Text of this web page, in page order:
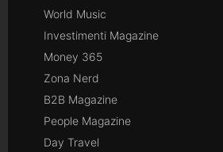
World Music
Investimenti Magazine
Money 365
Zona Nerd
B2B Magazine
People Magazine
Day Travel